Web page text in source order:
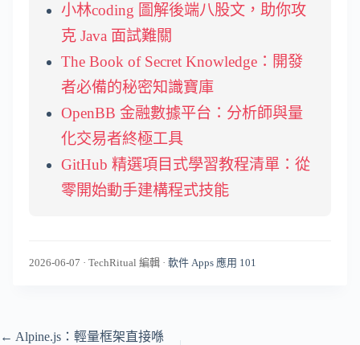
小林coding 圖解後端八股文，助你攻
克 Java 面試難關
The Book of Secret Knowledge：開發
者必備的秘密知識寶庫
OpenBB 金融數據平台：分析師與量
化交易者終極工具
GitHub 精選項目式學習教程清單：從
零開始動手建構程式技能
2026-06-07 · TechRitual 編輯 · 軟件 Apps 應用 101
← Alpine.js：輕量框架直接喺